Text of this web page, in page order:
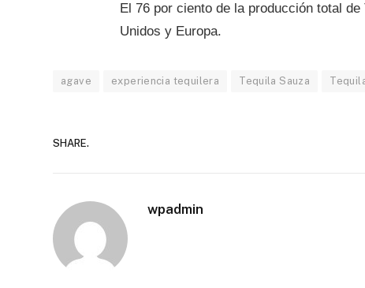
El 76 por ciento de la producción total
Unidos y Europa.
agave experiencia tequilera Tequila Sauza
SHARE.
wpadmin